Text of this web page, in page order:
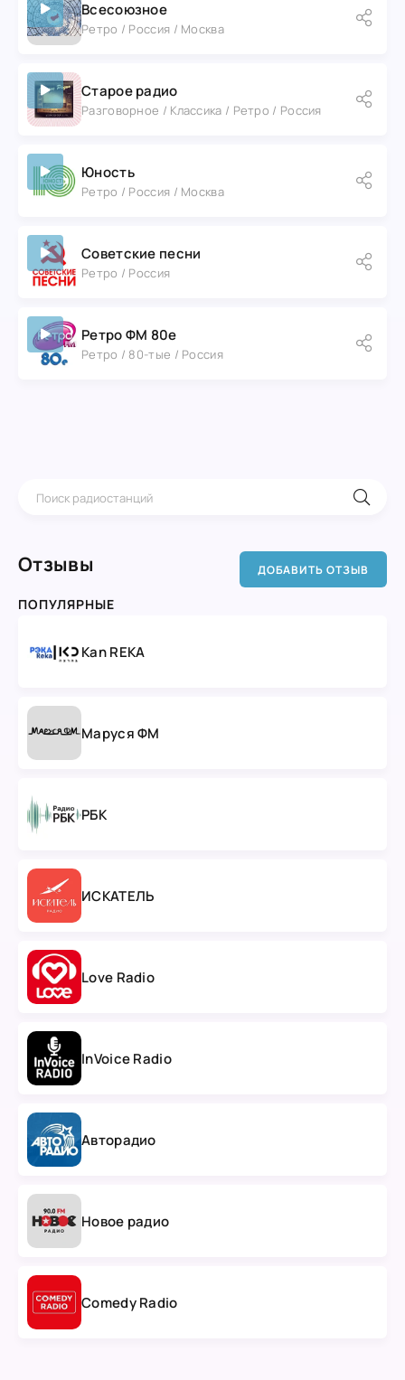
Всесоюзное
Ретро / Россия / Москва
Старое радио
Разговорное / Классика / Ретро / Россия
Юность
Ретро / Россия / Москва
Советские песни
Ретро / Россия
Ретро ФМ 80е
Ретро / 80-тые / Россия
Отзывы ДОБАВИТЬ ОТЗЫВ
ПОПУЛЯРНЫЕ
Kan REKA
Маруся ФМ
РБК
ИСКАТЕЛЬ
Love Radio
InVoice Radio
Авторадио
Новое радио
Comedy Radio